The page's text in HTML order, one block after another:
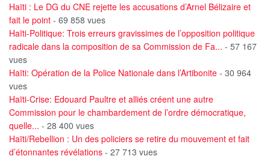
Haïti : Le DG du CNE rejette les accusations d’Arnel Bélizaire et
fait le point - 69 858 vues
Haïti-Politique: Trois erreurs gravissimes de l’opposition politique
radicale dans la composition de sa Commission de Fa... - 57 167
vues
Haïti: Opération de la Police Nationale dans l’Artibonite - 30 964
vues
Haïti-Crise: Edouard Paultre et alliés créent une autre
Commission pour le chambardement de l’ordre démocratique,
quelle... - 28 400 vues
Haïti/Rebellion : Un des policiers se retire du mouvement et fait
d’étonnantes révélations - 27 713 vues